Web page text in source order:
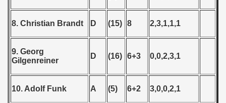
8. Christian Brandt D (15) 8 2,3,1,1,1
9. Georg
Gilgenreiner
D (16) 6+3 0,0,2,3,1
10. Adolf Funk A (5) 6+2 3,0,0,2,1